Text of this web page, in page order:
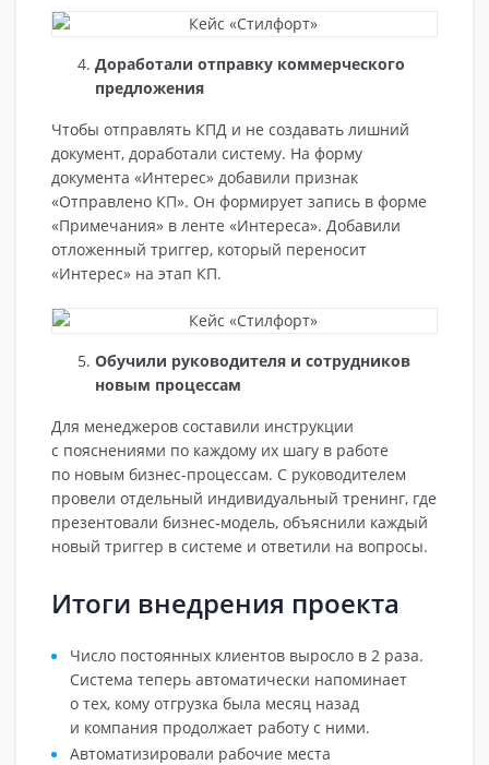
Доработали отправку коммерческого
предложения
Чтобы отправлять КПД и не создавать лишний
документ, доработали систему. На форму
документа «Интерес» добавили признак
«Отправлено КП». Он формирует запись в форме
«Примечания» в ленте «Интереса». Добавили
отложенный триггер, который переносит
«Интерес» на этап КП.
Обучили руководителя и сотрудников
новым процессам
Для менеджеров составили инструкции
с пояснениями по каждому их шагу в работе
по новым бизнес‑процессам. С руководителем
провели отдельный индивидуальный тренинг, где
презентовали бизнес‑модель, объяснили каждый
новый триггер в системе и ответили на вопросы.
Итоги внедрения проекта
Число постоянных клиентов выросло в 2 раза.
Система теперь автоматически напоминает
о тех, кому отгрузка была месяц назад
и компания продолжает работу с ними.
Автоматизировали рабочие места